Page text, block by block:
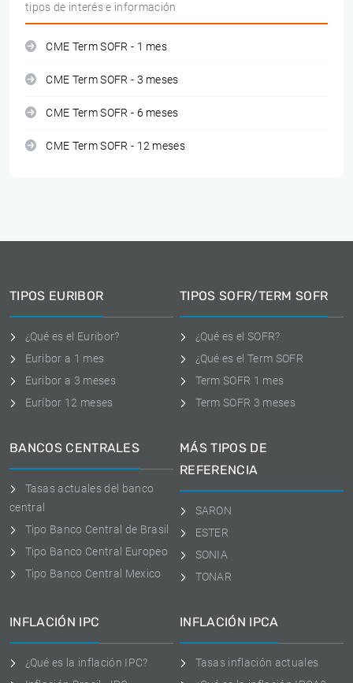
tipos de interés e información
CME Term SOFR - 1 mes
CME Term SOFR - 3 meses
CME Term SOFR - 6 meses
CME Term SOFR - 12 meses
TIPOS EURIBOR
¿Qué es el Euribor?
Euribor a 1 mes
Euribor a 3 meses
Euríbor 12 meses
TIPOS SOFR/TERM SOFR
¿Qué es el SOFR?
¿Qué es el Term SOFR
Term SOFR 1 mes
Term SOFR 3 meses
BANCOS CENTRALES
Tasas actuales del banco
central
Tipo Banco Central de Brasil
Tipo Banco Central Europeo
Tipo Banco Central Mexico
MÁS TIPOS DE
REFERENCIA
SARON
ESTER
SONIA
TONAR
INFLACIÓN IPC
¿Qué es la inflación IPC?
INFLACIÓN IPCA
Tasas inflación actuales